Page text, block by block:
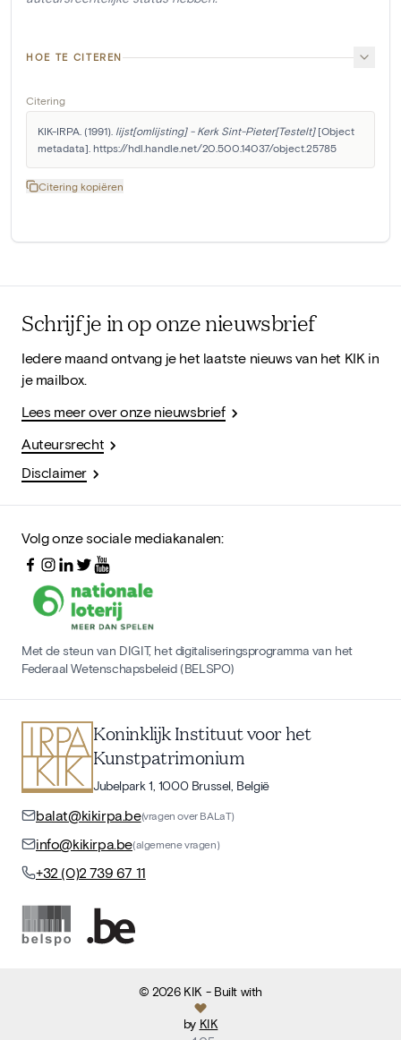
HOE TE CITEREN
Citering
KIK-IRPA. (1991). lijst[omlijsting] - Kerk Sint-Pieter[Testelt] [Object
metadata]. https://hdl.handle.net/20.500.14037/object.25785
Citering kopiëren
Schrijf je in op onze nieuwsbrief
Iedere maand ontvang je het laatste nieuws van het KIK in
je mailbox.
Lees meer over onze nieuwsbrief
Auteursrecht
Disclaimer
Volg onze sociale mediakanalen:
Met de steun van DIGIT, het digitaliseringsprogramma van het
Federaal Wetenschapsbeleid (BELSPO)
Koninklijk Instituut voor het
Kunstpatrimonium
Jubelpark 1, 1000 Brussel, België
balat@kikirpa.be(vragen over BALaT)
info@kikirpa.be(algemene vragen)
+32 (0)2 739 67 11
©2026 KIK - Built with
by KIK